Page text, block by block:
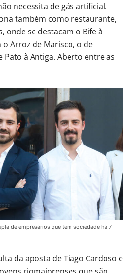
necessita de gás artificial.
também como restaurante,
onde se destacam o Bife à
o Arroz de Marisco, o de
Pato à Antiga. Aberto entre as
de empresários que tem sociedade há 7
da aposta de Tiago Cardoso e